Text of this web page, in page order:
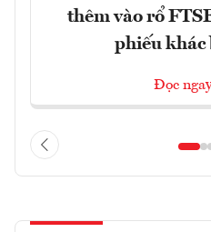
thêm vào rổ
phiếu khác
Đọc